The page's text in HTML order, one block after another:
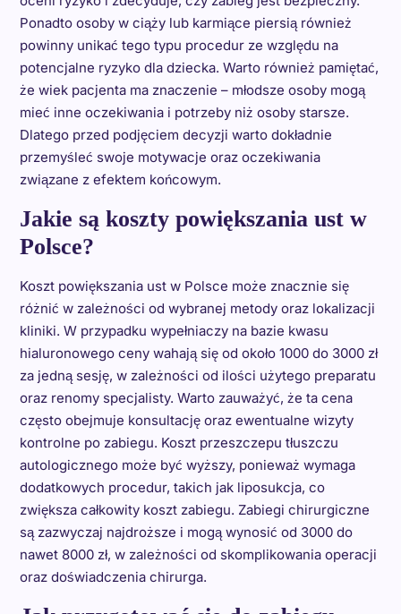
Ponadto osoby w ciąży lub karmiące piersią również
powinny unikać tego typu procedur ze względu na
potencjalne ryzyko dla dziecka. Warto również pamiętać,
że wiek pacjenta ma znaczenie – młodsze osoby mogą
mieć inne oczekiwania i potrzeby niż osoby starsze.
Dlatego przed podjęciem decyzji warto dokładnie
przemyśleć swoje motywacje oraz oczekiwania
związane z efektem końcowym.
Jakie są koszty powiększania ust w
Polsce?
Koszt powiększania ust w Polsce może znacznie się
różnić w zależności od wybranej metody oraz lokalizacji
kliniki. W przypadku wypełniaczy na bazie kwasu
hialuronowego ceny wahają się od około 1000 do 3000 zł
za jedną sesję, w zależności od ilości użytego preparatu
oraz renomy specjalisty. Warto zauważyć, że ta cena
często obejmuje konsultację oraz ewentualne wizyty
kontrolne po zabiegu. Koszt przeszczepu tłuszczu
autologicznego może być wyższy, ponieważ wymaga
dodatkowych procedur, takich jak liposukcja, co
zwiększa całkowity koszt zabiegu. Zabiegi chirurgiczne
są zazwyczaj najdroższe i mogą wynosić od 3000 do
nawet 8000 zł, w zależności od skomplikowania operacji
oraz doświadczenia chirurga.